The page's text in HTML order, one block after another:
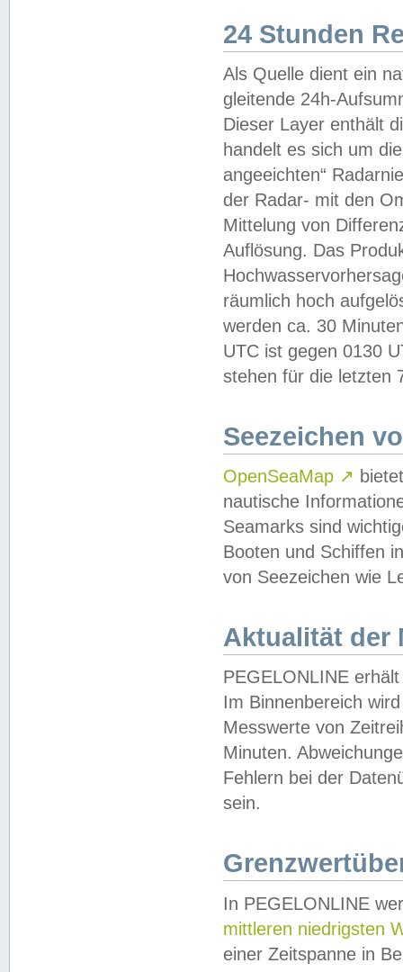
24 Stunden
Als Quelle dient ein
gleitende 24h-
Dieser Layer enthält
handelt es sich um
angeeichten“
der Radar- mit den
Mittelung von
Auflösung. Das
räumlich hoch
werden ca. 30
UTC ist gegen 0130
stehen für die letzten
Seezeichen
OpenSeaMap ↗
nautische
Seamarks sind
Booten und Schiffen
von Seezeichen wie
Aktualität der
PEGELONLINE
Im Binnenbereich
Messwerte von
Minuten.
Fehlern bei der
sein.
In PEGELONLINE
mittleren niedrigsten
einer Zeitspanne in